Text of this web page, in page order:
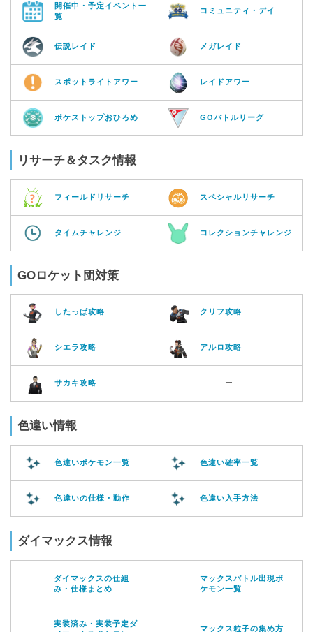
開催中・予定イベント一
覧
コミュニティ・デイ
伝説レイド メガレイド
スポットライトアワー レイドアワー
ポケストップおひろめ GOバトルリーグ
リサーチ＆タスク情報
フィールドリサーチ スペシャルリサーチ
タイムチャレンジ コレクションチャレンジ
GOロケット団対策
したっぱ攻略 クリフ攻略
シエラ攻略 アルロ攻略
サカキ攻略 ー
色違い情報
色違いポケモン一覧 色違い確率一覧
色違いの仕様・動作 色違い入手方法
ダイマックス情報
ダイマックスの仕組
み・仕様まとめ
マックスバトル出現ポ
ケモン一覧
実装済み・実装予定ダ
マックス粒子の集め方